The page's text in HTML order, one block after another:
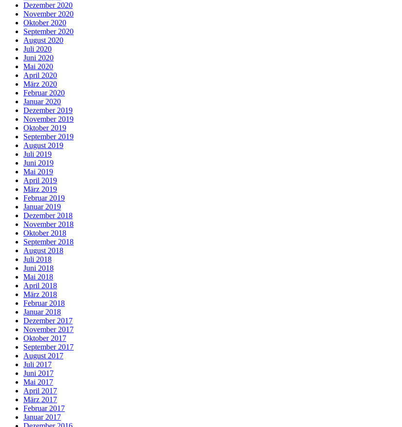
Dezember 2020
November 2020
Oktober 2020
September 2020
August 2020
Juli 2020
Juni 2020
Mai 2020
April 2020
März 2020
Februar 2020
Januar 2020
Dezember 2019
November 2019
Oktober 2019
September 2019
August 2019
Juli 2019
Juni 2019
Mai 2019
April 2019
März 2019
Februar 2019
Januar 2019
Dezember 2018
November 2018
Oktober 2018
September 2018
August 2018
Juli 2018
Juni 2018
Mai 2018
April 2018
März 2018
Februar 2018
Januar 2018
Dezember 2017
November 2017
Oktober 2017
September 2017
August 2017
Juli 2017
Juni 2017
Mai 2017
April 2017
März 2017
Februar 2017
Januar 2017